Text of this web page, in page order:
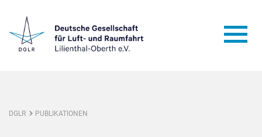
DGLR PUBLIKATIONEN